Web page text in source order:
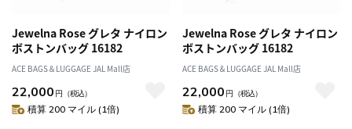
Jewelna Rose グレタ ナイロン
ボストンバッグ 16182
ACE BAGS＆LUGGAGE JAL Mall店
22,000 円 （税込）
積算 200 マイル (1倍)
Jewelna Rose グレタ ナイロン
ボストンバッグ 16182
ACE BAGS＆LUGGAGE JAL Mall店
22,000 円 （税込）
積算 200 マイル (1倍)